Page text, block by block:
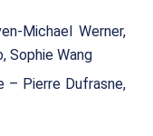
Michael Werner,
Sophie Wang
– Pierre Dufrasne,